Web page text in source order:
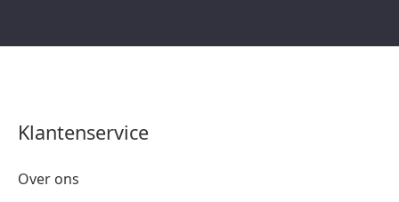
Klantenservice
Over ons